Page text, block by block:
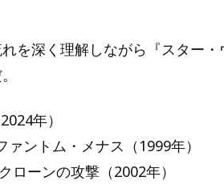
を深く理解しながら『スター
年）
ントム・メナス（1999年）
ローンの攻撃（2002年）